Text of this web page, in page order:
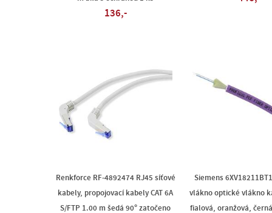
136,-
Renkforce RF-4892474 RJ45 síťové
kabely, propojovací kabely CAT 6A
S/FTP 1.00 m šedá 90° zatočeno
Siemens
vlákno optické vlákno
fialová, oranžová,